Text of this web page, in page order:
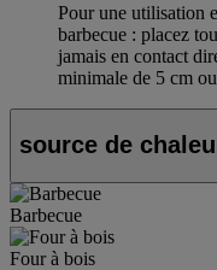
Pour une utilisation
barbecue : placez
jamais en contact
minimale de 5 cm
source de
Barbecue
Four à bois